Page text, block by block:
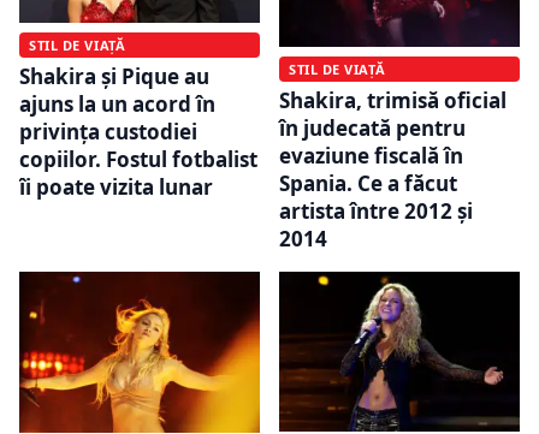
STIL DE VIAȚĂ
Shakira și Pique au
ajuns la un acord în
privința custodiei
copiilor. Fostul fotbalist
îi poate vizita lunar
STIL DE VIAȚĂ
Shakira, trimisă oficial
în judecată pentru
evaziune fiscală în
Spania. Ce a făcut
artista între 2012 și
2014